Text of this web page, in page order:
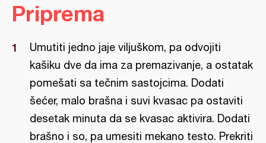
Priprema
Umutiti jedno jaje viljuškom, pa odvojiti
kašiku dve da ima za premazivanje, a ostatak
pomešati sa tečnim sastojcima. Dodati
šećer, malo brašna i suvi kvasac pa ostaviti
desetak minuta da se kvasac aktivira. Dodati
brašno i so, pa umesiti mekano testo. Prekriti